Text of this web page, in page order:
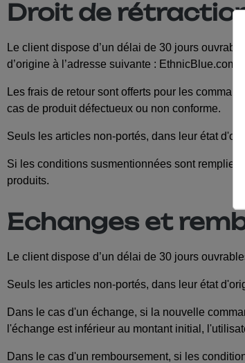
Droit de
Le client dispose d’un délai de 30 jours
d’origine à l’adresse suivante :
Les frais de retour sont offerts pour les
cas de produit défectueux ou non conforme.
Seuls les articles non-portés, dans leur état
Si les conditions susmentionnées sont
produits.
Echanges et
Le client dispose d’un délai de 30 jours
Seuls les articles non-portés, dans leur état
Dans le cas d'un échange, si la nouvelle
l'échange est inférieur au montant initial,
Dans le cas d'un remboursement, si les